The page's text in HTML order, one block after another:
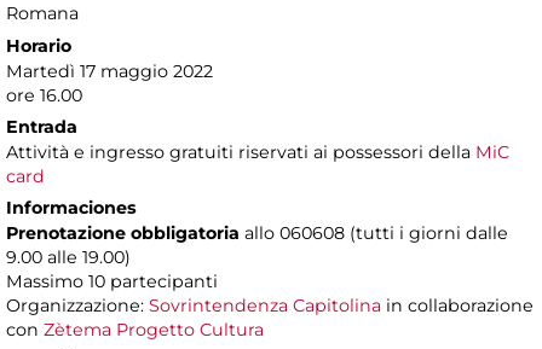
Romana
Horario
Martedì 17 maggio 2022
ore 16.00
Entrada
Attività e ingresso gratuiti riservati ai possessori della MiC
card
Informaciones
Prenotazione obbligatoria allo 060608 (tutti i giorni dalle
9.00 alle 19.00)
Massimo 10 partecipanti
Organizzazione: Sovrintendenza Capitolina in collaborazione
con Zètema Progetto Cultura